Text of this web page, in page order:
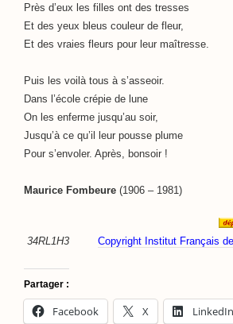
Près d’eux les filles ont des tresses
Et des yeux bleus couleur de fleur,
Et des vraies fleurs pour leur maîtresse.
Puis les voilà tous à s’asseoir.
Dans l’école crépie de lune
On les enferme jusqu’au soir,
Jusqu’à ce qu’il leur pousse plume
Pour s’envoler. Après, bonsoir !
Maurice Fombeure (1906 – 1981)
34RL1H3 Copyright Institut Français
Partager :
Facebook X LinkedIn